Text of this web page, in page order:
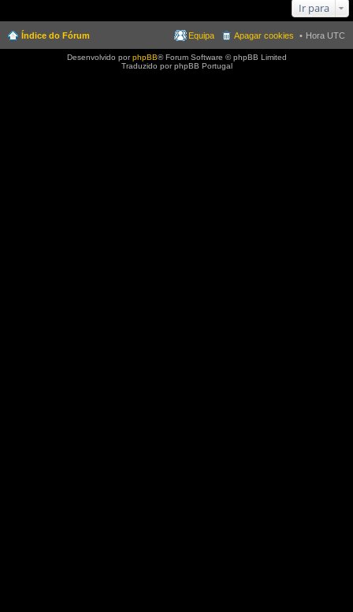
Ir para
Índice do Fórum Hora UTC
Apagar cookies
Equipa
Desenvolvido porphpBB® Forum Software © phpBB Limited
Traduzido por phpBB Portugal